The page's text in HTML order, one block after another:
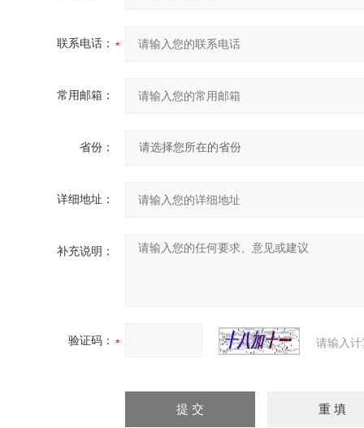
联系电话：
常用邮箱：
省份：
详细地址：
补充说明：
验证码： 请输入